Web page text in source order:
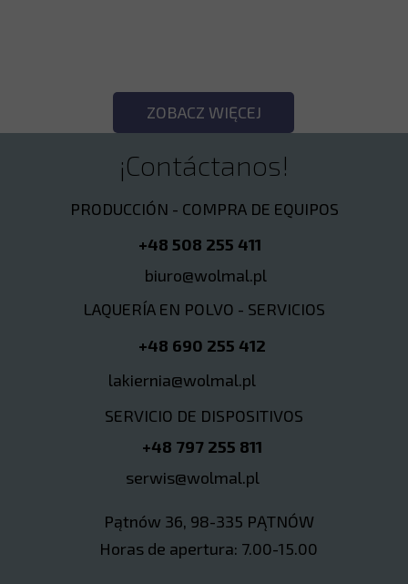
ZOBACZ WIĘCEJ
Pątnów 36, 98-335 PĄTNÓW
Horas de apertura: 7.00-15.00
PRODUCCIÓN - COMPRA DE EQUIPOS
+48 508 255 411
biuro@wolmal.pl
LAQUERÍA EN POLVO - SERVICIOS
+48 690 255 412
lakiernia@wolmal.pl
SERVICIO DE DISPOSITIVOS
+48 797 255 811
serwis@wolmal.pl
¡Contáctanos!